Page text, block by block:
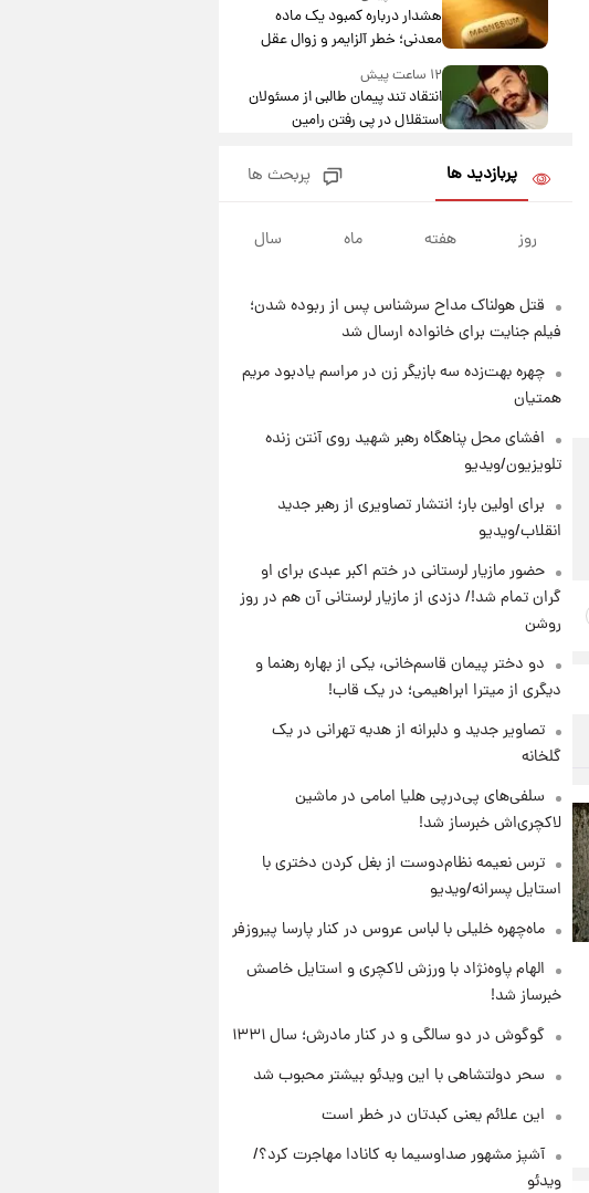
هشدار درباره کمبود یک ماده
معدنی؛ خطر آلزایمر و زوال عقل
افزایش می‌یابد؟
۱۲ ساعت پیش
انتقاد تند پیمان طالبی از مسئولان
استقلال در پی رفتن رامین
قیمت گوشت گوساله و گوسفند
امروز شنبه ۱۷ مرداد ۱۴۰۵ +جدول
۱۳ ساعت پیش
۱۴ ساعت پیش
مرداد ۱۴۰۵ +جدول
سایپا امروز شنبه ۱۷ مرداد ۱۴۰۵
پربازدید ها پربحث ها
روز هفته ماه سال
قتل هولناک مداح سرشناس پس از ربوده شدن؛
فیلم جنایت برای خانواده ارسال شد
چهره بهت‌زده سه بازیگر زن در مراسم یادبود مریم
همتیان
افشای محل پناهگاه‌ رهبر شهید روی آنتن زنده
تلویزیون/ویدیو
برای اولین بار؛ انتشار تصاویری از رهبر جدید
انقلاب/ویدیو
حضور مازیار لرستانی در ختم اکبر عبدی برای او
گران تمام شد!/ دزدی از مازیار لرستانی آن هم در روز
روشن
دو دختر پیمان قاسم‌خانی، یکی از بهاره رهنما و
دیگری از میترا ابراهیمی؛ در یک قاب!
تصاویر جدید و دلبرانه از هدیه تهرانی در یک
گلخانه
سلفی‌های پی‌درپی هلیا امامی در ماشین
لاکچری‌اش خبرساز شد!
ترس نعیمه نظام‌دوست از بغل کردن دختری با
استایل پسرانه/ویدیو
ماه‌چهره خلیلی با لباس عروس در کنار پارسا پیروزفر
الهام پاوه‌نژاد با ورزش لاکچری و استایل خاصش
خبرساز شد!
گوگوش در دو سالگی و در کنار مادرش؛ سال ۱۳۳۱
سحر دولتشاهی با این ویدئو بیشتر محبوب شد
این علائم یعنی کبدتان در خطر است
آشپز مشهور صداوسیما به کانادا مهاجرت کرد؟/
ویدئو